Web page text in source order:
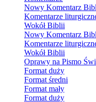
Nowy Komentarz
Komentarze
Wokół Biblii
Nowy Komentarz
Komentarze
Wokół Biblii
Oprawy na Pismo
Format duży
Format średni
Format mały
Format duży